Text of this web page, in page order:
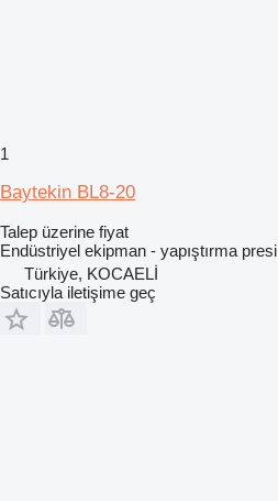
1
Baytekin BL8-20
Talep üzerine fiyat
Endüstriyel ekipman - yapıştırma presi
Türkiye, KOCAELİ
Satıcıyla iletişime geç